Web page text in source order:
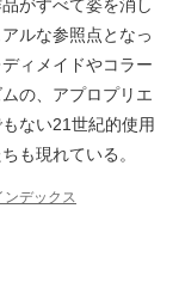
がすべて姿を消し
ルな参照点となっ
ィメイドやコラー
の、アプロプリエ
ない21世紀的使用
も現れている。
デックス